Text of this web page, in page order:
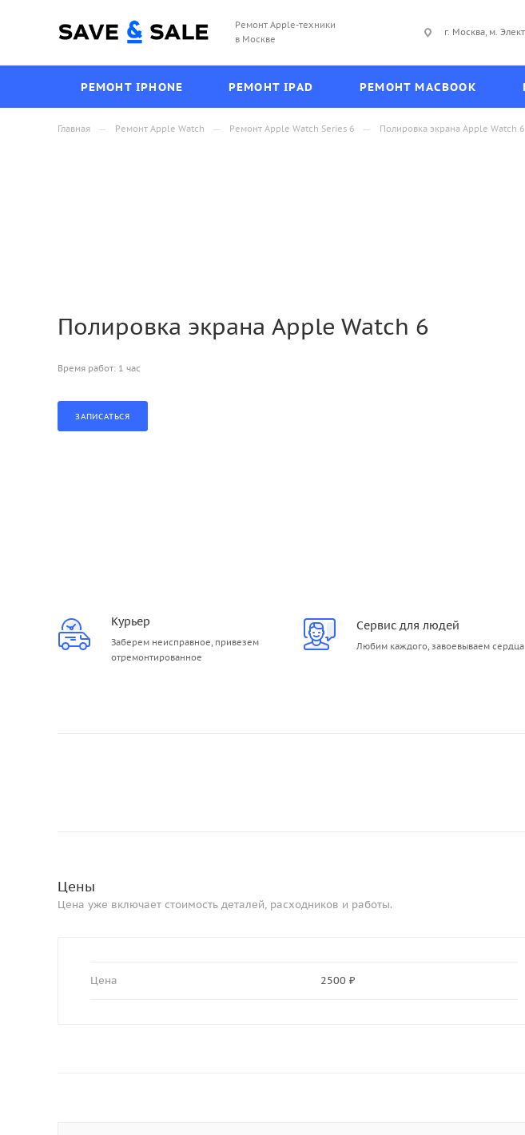
Ремонт Apple-техники
в Москве
г. Москва, м.
РЕМОНТ IPHONE РЕМОНТ IPAD РЕМОНТ MACBOOK
Главная — Ремонт Apple Watch — Ремонт Apple Watch Series 6 — Полировка экрана Apple Watch 6
Полировка экрана Apple Watch 6
Время работ: 1 час
Курьер
Заберем неисправное, привезем
отремонтированное
Сервис для людей
Любим каждого, завоевываем сердца
Цены
Цена уже включает стоимость деталей, расходников и работы.
Цена 2500 ₽